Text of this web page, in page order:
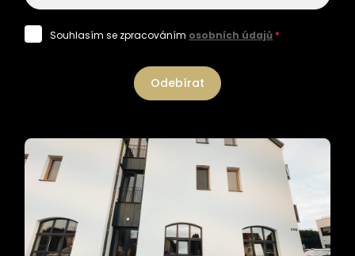
Souhlasím se zpracováním osobních údajů *
Odebírat